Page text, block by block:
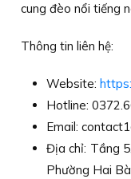
cung đèo nổi tiếng
Thông tin liên hệ:
Website:
Hotline:
Email:
Địa chỉ: Tầng
Phường Hai